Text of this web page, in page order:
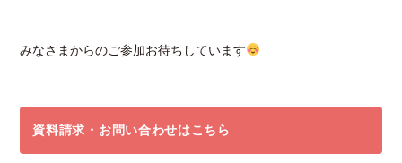
みなさまからのご参加お待ちしています
資料請求・お問い合わせはこちら